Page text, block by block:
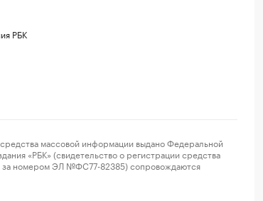
РБК
массовой информации выдано Федеральной
«РБК» (свидетельство о регистрации средства
за номером ЭЛ №ФС77-82385) сопровождаются